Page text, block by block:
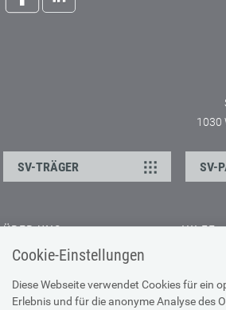
Cookie-Einstellungen
Diese Webseite verwendet Cookies für ein
Erlebnis und für die anonyme Analyse des
1030
SV-TRÄGER SV-
ÜBER UNS
Kontakt
Offene Stellen
Presse
HILFE
Hilfe zur